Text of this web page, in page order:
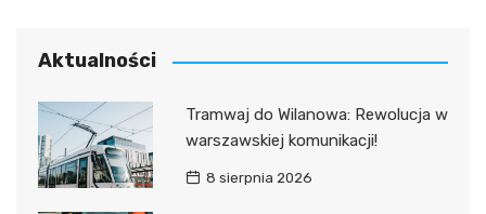
Aktualności
Tramwaj do Wilanowa: Rewolucja w
warszawskiej komunikacji!
8 sierpnia 2026